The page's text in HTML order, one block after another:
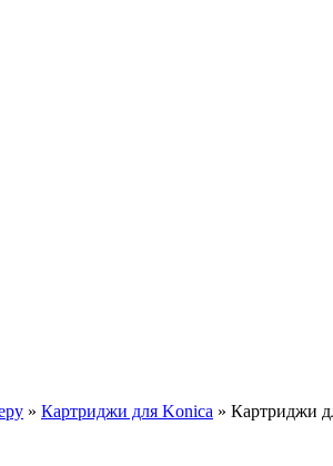
» Картриджи для Konica » Картриджи